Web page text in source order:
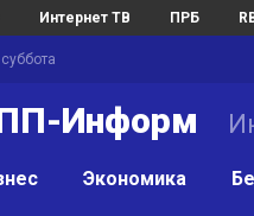
Интернет ТВ ПРБ
Информ
Экономика